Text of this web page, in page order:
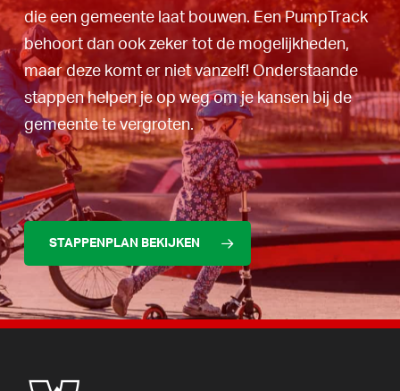
die een gemeente laat bouwen. Een PumpTrack
behoort dan ook zeker tot de mogelijkheden,
maar deze komt er niet vanzelf! Onderstaande
stappen helpen je op weg om je kansen bij de
gemeente te vergroten.
STAPPENPLAN BEKIJKEN